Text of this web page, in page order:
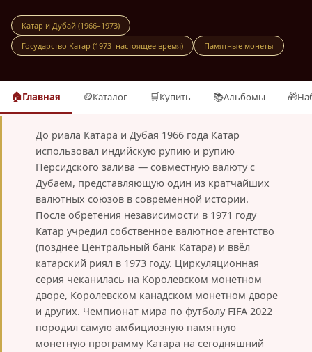
Катар и Дубай (1966–1973)
Государство Катар (1973–настоящее время)
Памятные монеты
🏠Главная 🪙Каталог 🛒Купить 📚Альбомы 🎁
До риала Катара и Дубая 1966 года Катар
использовал индийскую рупию и рупию
Персидского залива — совместную валюту с
Дубаем, представляющую один из кратчайших
валютных союзов в современной истории.
После обретения независимости в 1971 году
Катар учредил собственное валютное агентство
(позднее Центральный банк Катара) и ввёл
катарский риял в 1973 году. Циркуляционная
серия чеканилась на Королевском монетном
дворе, Королевском канадском монетном дворе
и других. Чемпионат мира по футболу FIFA 2022
породил самую амбициозную памятную
монетную программу Катара на сегодняшний